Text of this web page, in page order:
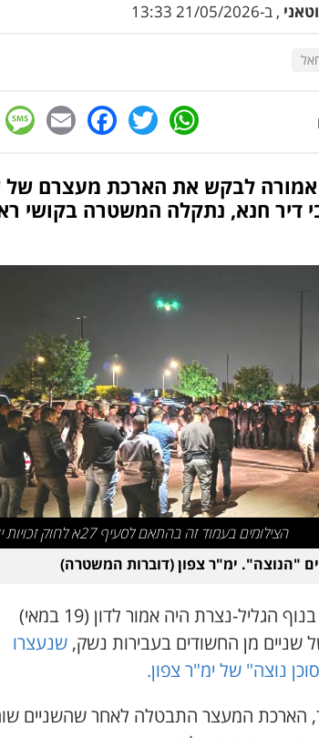
, ב-21/05/2026 13:33
WhatsApp
Twitter
אמורה לבקש את הארכת מעצרם של
דיר חנא, נתקלה המשטרה בקושי
הצילומים בעמוד זה בהתאם לסעיף 27א לחוק זכויות יוצרים
"הנוצה". ימ"ר צפון (דוברות המשטרה)
בית משפט השלום בנוף הגליל-נצרת היה אמור לדון (19 במאי)
מן החשודים בעבירות נשק,שנעצרו
נוצה" של ימ"ר צפון.
הארכת המעצר התבטלה לאחר שהשניים